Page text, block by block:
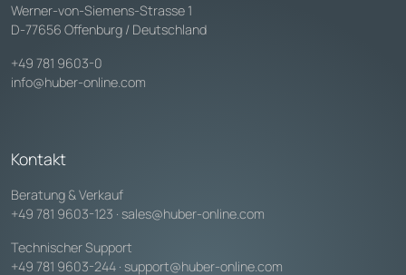
Werner-von-Siemens-Strasse 1
D-77656 Offenburg / Deutschland
+49 781 9603-0
info@huber-online.com
Kontakt
Beratung & Verkauf
+49 781 9603-123 · sales@huber-online.com
Technischer Support
+49 781 9603-244 · support@huber-online.com